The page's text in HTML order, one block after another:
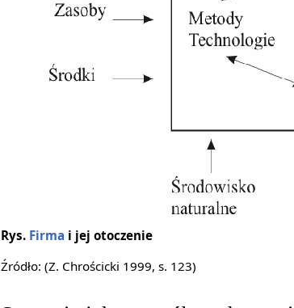
Rys. Firma i jej otoczenie
Źródło: (Z. Chrościcki 1999, s. 123)